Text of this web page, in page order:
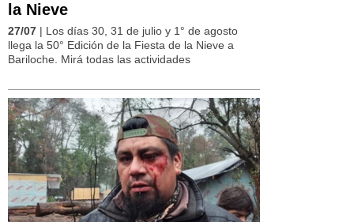
la Nieve
27/07 | Los días 30, 31 de julio y 1° de agosto
llega la 50° Edición de la Fiesta de la Nieve a
Bariloche. Mirá todas las actividades